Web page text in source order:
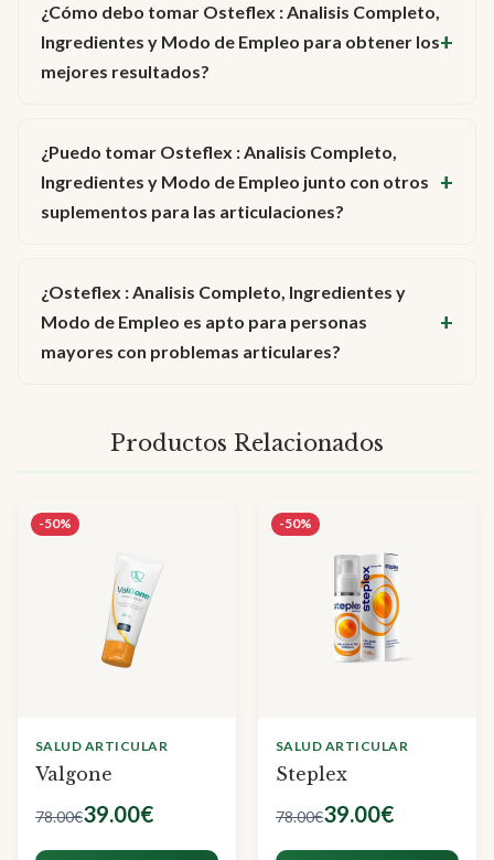
¿Cómo debo tomar Osteflex : Analisis Completo,
Ingredientes y Modo de Empleo para obtener los
mejores resultados?
¿Puedo tomar Osteflex : Analisis Completo,
Ingredientes y Modo de Empleo junto con otros
suplementos para las articulaciones?
¿Osteflex : Analisis Completo, Ingredientes y
Modo de Empleo es apto para personas
mayores con problemas articulares?
Productos Relacionados
-50%
SALUD ARTICULAR
Valgone
78.00€39.00€
-50%
SALUD ARTICULAR
Steplex
78.00€39.00€